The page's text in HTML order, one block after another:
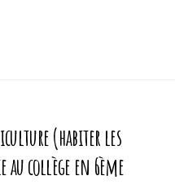
(habiter les
au collège en 6ème